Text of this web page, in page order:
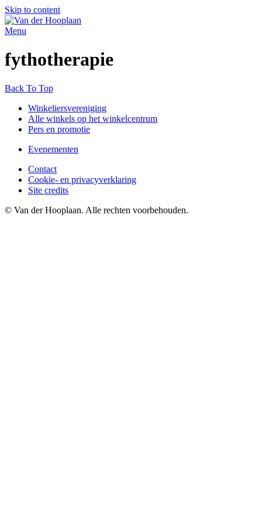
Skip to content
Menu
fythotherapie
Back To Top
Winkeliersvereniging
Alle winkels op het winkelcentrum
Pers en promotie
Evenementen
Contact
Cookie- en privacyverklaring
Site credits
© Van der Hooplaan. Alle rechten voorbehouden.